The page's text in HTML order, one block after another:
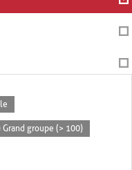
Grand groupe (> 100)